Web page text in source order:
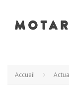
Accueil